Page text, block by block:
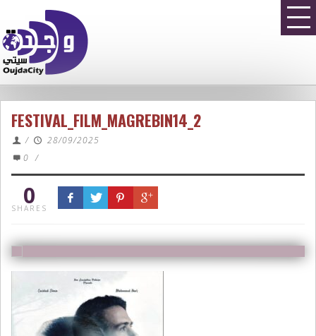
FESTIVAL_FILM_MAGREBIN14_2
/
28/09/2025
0 /
0
SHARES